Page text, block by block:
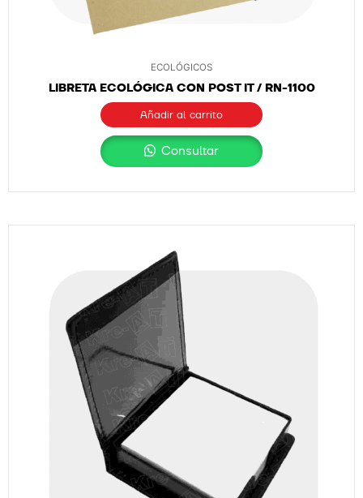
ECOLÓGICOS
LIBRETA ECOLÓGICA CON POST IT / RN-1100
Añadir al carrito
Consultar